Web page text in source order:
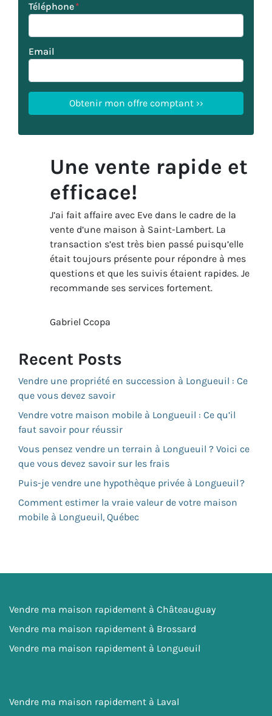
Téléphone*
Email
Une vente rapide et
efficace!
J’ai fait affaire avec Eve dans le cadre de la
vente d’une maison à Saint-Lambert. La
transaction s’est très bien passé puisqu’elle
était toujours présente pour répondre à mes
questions et que les suivis étaient rapides. Je
recommande ses services fortement.
Gabriel Ccopa
Recent Posts
Vendre une propriété en succession à Longueuil : Ce
que vous devez savoir
Vendre votre maison mobile à Longueuil : Ce qu’il
faut savoir pour réussir
Vous pensez vendre un terrain à Longueuil ? Voici ce
que vous devez savoir sur les frais
Puis-je vendre une hypothèque privée à Longueuil ?
Comment estimer la vraie valeur de votre maison
mobile à Longueuil, Québec
Vendre ma maison rapidement à Châteauguay
Vendre ma maison rapidement à Brossard
Vendre ma maison rapidement à Longueuil
Vendre ma maison rapidement à Laval